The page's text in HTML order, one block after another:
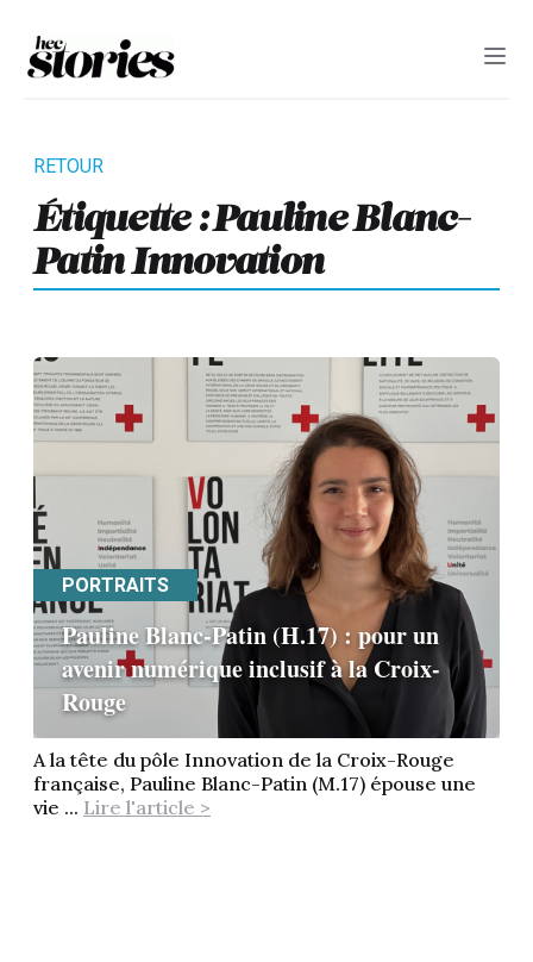
Étiquette : Pauline Blanc-
Patin Innovation
PORTRAITS
Pauline Blanc-Patin (H.17) : pour un
avenir numérique inclusif à la Croix-
Rouge
A la tête du pôle Innovation de la Croix-Rouge
française, Pauline Blanc-Patin (M.17) épouse une
vie ... Lire l'article >